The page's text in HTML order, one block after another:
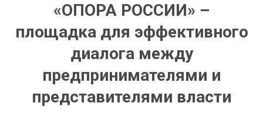
«ОПОРА РОССИИ» –
площадка для эффективного
диалога между
предпринимателями и
представителями власти